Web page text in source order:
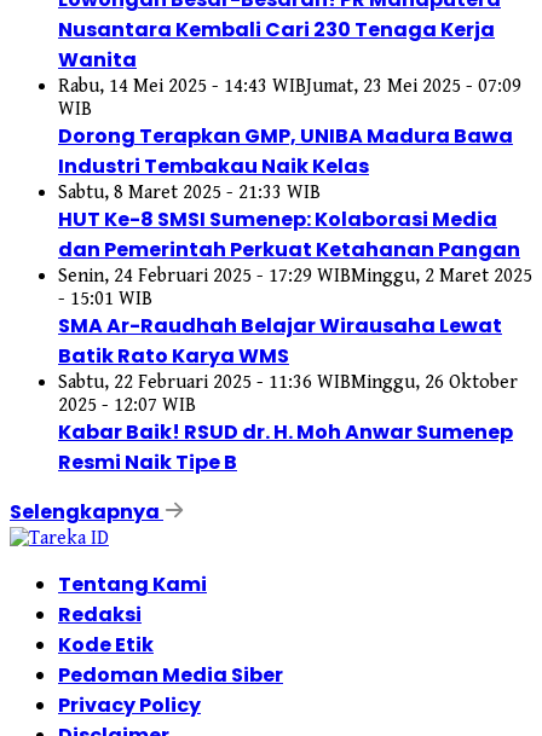
Nusantara Kembali Cari 230 Tenaga Kerja
Wanita
Rabu, 14 Mei 2025 - 14:43 WIBJumat, 23 Mei 2025 - 07:09
WIB
Dorong Terapkan GMP, UNIBA Madura Bawa
Industri Tembakau Naik Kelas
Sabtu, 8 Maret 2025 - 21:33 WIB
HUT Ke-8 SMSI Sumenep: Kolaborasi Media
dan Pemerintah Perkuat Ketahanan Pangan
Senin, 24 Februari 2025 - 17:29 WIBMinggu, 2 Maret 2025
- 15:01 WIB
SMA Ar-Raudhah Belajar Wirausaha Lewat
Batik Rato Karya WMS
Sabtu, 22 Februari 2025 - 11:36 WIBMinggu, 26 Oktober
2025 - 12:07 WIB
Kabar Baik! RSUD dr. H. Moh Anwar Sumenep
Resmi Naik Tipe B
Selengkapnya
Tentang Kami
Redaksi
Kode Etik
Pedoman Media Siber
Privacy Policy